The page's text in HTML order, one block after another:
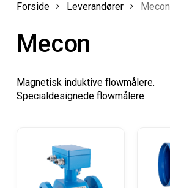
Forside Leverandører Mecon
Mecon
Magnetisk induktive flowmålere.
Specialdesignede flowmålere